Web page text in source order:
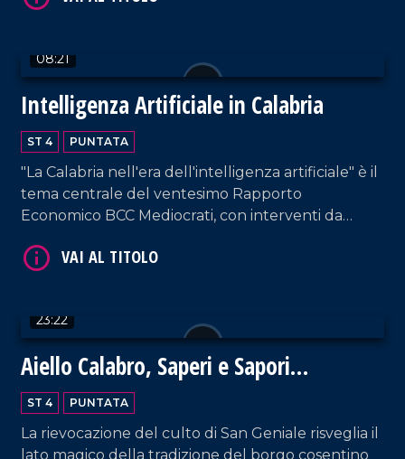
08:21
Intelligenza Artificiale in Calabria
ST 4 PUNTATA
"La Calabria nell'era dell'intelligenza artificiale" è il
tema centrale del ventesimo Rapporto
Economico BCC Mediocrati, con interventi da
svantaggi delle nuove tecnologie.
23:22
Aiello Calabro, Saperi e Sapori
d'Autunno 2024: un viaggio tra storia,
tradizioni e fede
ST 4 PUNTATA
La rievocazione del culto di San Geniale risveglia il
lato magico della tradizione del borgo cosentino
VAI AL TITOLO
VAI AL TITOLO